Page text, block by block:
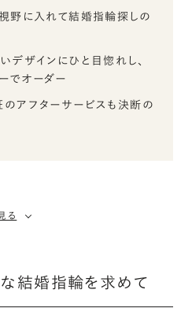
野に入れて結婚指輪探しの
デザインにひと目惚れし、
でオーダー
アフターサービスも決断の
る
結婚指輪を求めて